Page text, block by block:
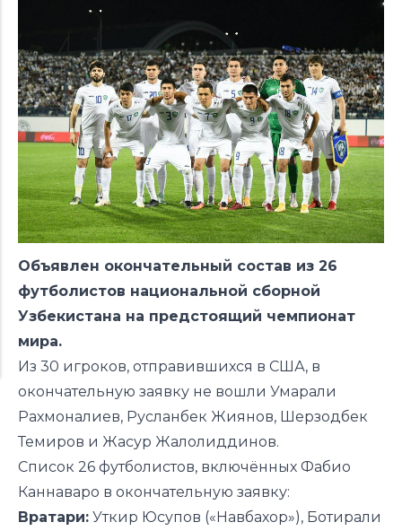
Объявлен окончательный состав из 26
футболистов национальной сборной
Узбекистана на предстоящий чемпионат
мира.
Из 30 игроков, отправившихся в США, в
окончательную заявку не вошли Умарали
Рахмоналиев, Русланбек Жиянов, Шерзодбек
Темиров и Жасур Жалолиддинов.
Список 26 футболистов, включённых Фабио
Каннаваро в окончательную заявку:
Вратари: Уткир Юсупов («Навбахор»), Ботирали